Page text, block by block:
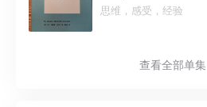
思维，感受，经验
查看全部单集